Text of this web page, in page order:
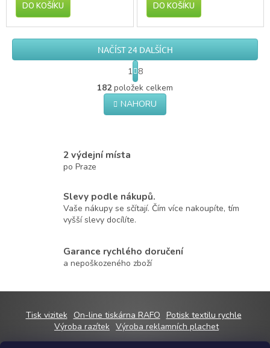
DO KOŠÍKU DO KOŠÍKU
O
v
l
á
v
k
y
p
i
u
NAČÍST 24 DALŠÍCH
S
t
r
á
n
k
1 8
182položek celkem
NAHORU
2 výdejní místa
po Praze
Slevy podle nákupů.
Vaše nákupy se sčítají. Čím více nakoupíte, tím
vyšší slevy docílíte.
Garance rychlého doručení
a nepoškozeného zboží
p
Tisk vizitek On-line tiskárna RAFO Potisk textilu rychle
Výroba razítek Výroba reklamních plachet